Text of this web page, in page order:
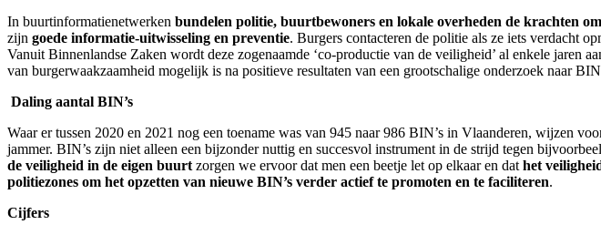
In buurtinformatienetwerken bundelen politie, buurtbewoners en lokale overheden de krachten
zijn goede informatie-uitwisseling en preventie. Burgers contacteren de politie als ze iets verdacht
Vanuit Binnenlandse Zaken wordt deze zogenaamde ‘co-productie van de veiligheid’ al enkele
van burgerwaakzaamheid mogelijk is na positieve resultaten van een grootschalige onderzoek naar
Daling aantal BIN’s
Waar er tussen 2020 en 2021 nog een toename was van 945 naar 986 BIN’s in Vlaanderen, wijzen
jammer. BIN’s zijn niet alleen een bijzonder nuttig en succesvol instrument in de strijd tegen
de veiligheid in de eigen buurt zorgen we ervoor dat men een beetje let op elkaar en dat het
politiezones om het opzetten van nieuwe BIN’s verder actief te promoten en te faciliteren.
Cijfers